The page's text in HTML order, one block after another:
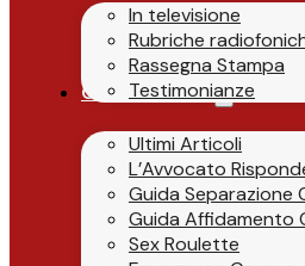
In televisione
Rubriche
Rassegna Stampa
Testimonianze
Guide & News
Ultimi Articoli
L’Avvocato
Guida Separazione
Guida Affidamento
Sex Roulette